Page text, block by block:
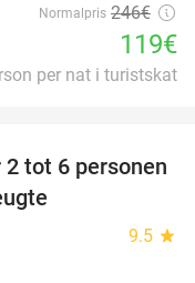
Normalpris 246€
119€
per nat i turistskat
15%
tot 6 personen
9.5 star